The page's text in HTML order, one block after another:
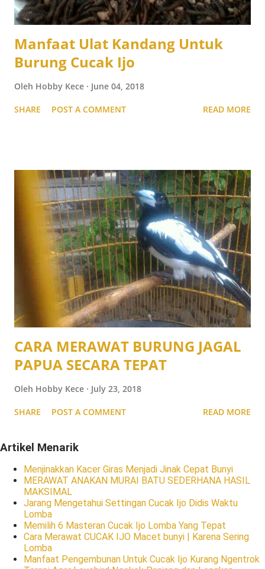
Manfaat Ulat Kandang Untuk
Burung Cucak Ijo
Oleh Hobby Kece June 04, 2018
SHARE POST A COMMENT READ MORE
CARA MERAWAT BURUNG JAGAL
PAPUA SECARA TEPAT
Oleh Hobby Kece July 23, 2018
SHARE POST A COMMENT READ MORE
Artikel Menarik
Menjinakkan Kacer Giras Menjadi Jinak Cepat Bunyi
MERAWAT ANAKAN MURAI BATU SEDERHANA HASIL
MAKSIMAL
Jarang Mengetahui Settingan Cucak Ijo Didis Waktu
Lomba
Memilih 6 Masteran Cucak Ijo Lomba Yang Tepat
Cara Merawat CUCAK IJO Macet bunyi | Karena Sering
Lomba
Manfaat Pengembunan Untuk Cucak Ijo Kurang Ngentrok